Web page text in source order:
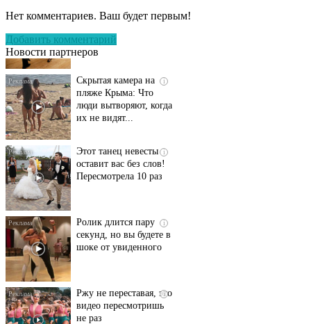
Нет комментариев. Ваш будет первым!
Добавить комментарий
Новости партнеров
смеяться вы будете
долго
пляже Крыма: Что
люди вытворяют, когда
их не видят...
оставит вас без слов!
Пересмотрела 10 раз
секунд, но вы будете в
шоке от увиденного
видео пересмотришь
не раз